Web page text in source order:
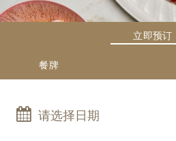
立即预订
餐牌
请选择日期